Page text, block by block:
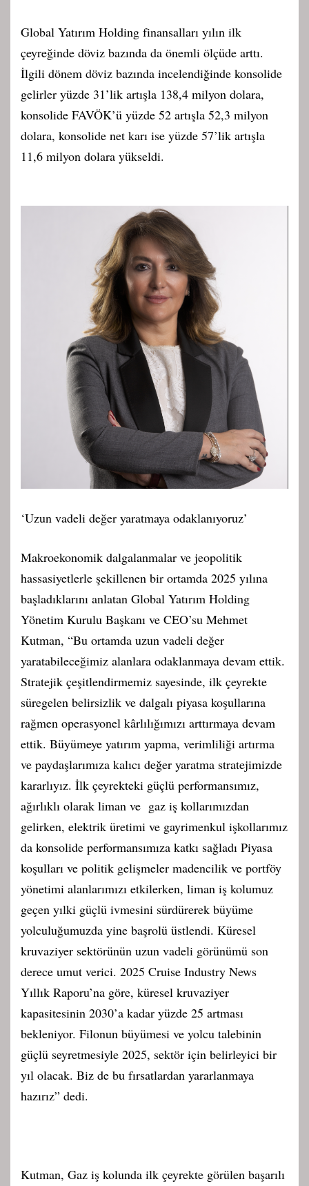
Global Yatırım Holding finansalları yılın ilk
çeyreğinde döviz bazında da önemli ölçüde arttı.
İlgili dönem döviz bazında incelendiğinde konsolide
gelirler yüzde 31’lik artışla 138,4 milyon dolara,
konsolide FAVÖK’ü yüzde 52 artışla 52,3 milyon
dolara, konsolide net karı ise yüzde 57’lik artışla
11,6 milyon dolara yükseldi.
‘Uzun vadeli değer yaratmaya odaklanıyoruz’
Makroekonomik dalgalanmalar ve jeopolitik
hassasiyetlerle şekillenen bir ortamda 2025 yılına
başladıklarını anlatan Global Yatırım Holding
Yönetim Kurulu Başkanı ve CEO’su Mehmet
Kutman, “Bu ortamda uzun vadeli değer
yaratabileceğimiz alanlara odaklanmaya devam ettik.
Stratejik çeşitlendirmemiz sayesinde, ilk çeyrekte
süregelen belirsizlik ve dalgalı piyasa koşullarına
rağmen operasyonel kârlılığımızı arttırmaya devam
ettik. Büyümeye yatırım yapma, verimliliği artırma
ve paydaşlarımıza kalıcı değer yaratma stratejimizde
kararlıyız. İlk çeyrekteki güçlü performansımız,
ağırlıklı olarak liman ve gaz iş kollarımızdan
gelirken, elektrik üretimi ve gayrimenkul işkollarımız
da konsolide performansımıza katkı sağladı Piyasa
koşulları ve politik gelişmeler madencilik ve portföy
yönetimi alanlarımızı etkilerken, liman iş kolumuz
geçen yılki güçlü ivmesini sürdürerek büyüme
yolculuğumuzda yine başrolü üstlendi. Küresel
kruvaziyer sektörünün uzun vadeli görünümü son
derece umut verici. 2025 Cruise Industry News
Yıllık Raporu’na göre, küresel kruvaziyer
kapasitesinin 2030’a kadar yüzde 25 artması
bekleniyor. Filonun büyümesi ve yolcu talebinin
güçlü seyretmesiyle 2025, sektör için belirleyici bir
yıl olacak. Biz de bu fırsatlardan yararlanmaya
hazırız” dedi.
Kutman, Gaz iş kolunda ilk çeyrekte görülen başarılı